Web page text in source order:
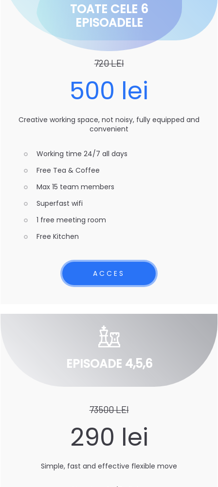
TOATE CELE 6
EPISOADELE
720 LEI
500 lei
Creative working space, not noisy, fully equipped and
convenient
Working time 24/7 all days
Free Tea & Coffee
Max 15 team members
Superfast wifi
1 free meeting room
Free Kitchen
ACCES
EPISOADE 4,5,6
73500 LEI
290 lei
Simple, fast and effective flexible move